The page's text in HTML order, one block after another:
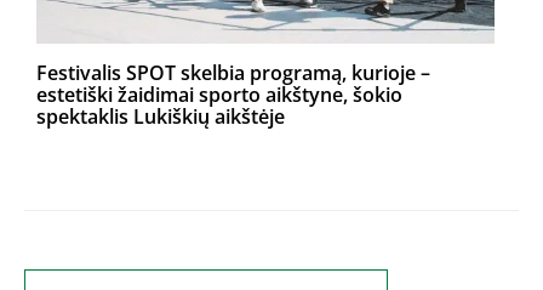
Festivalis SPOT skelbia programą, kurioje –
estetiški žaidimai sporto aikštyne, šokio
spektaklis Lukiškių aikštėje